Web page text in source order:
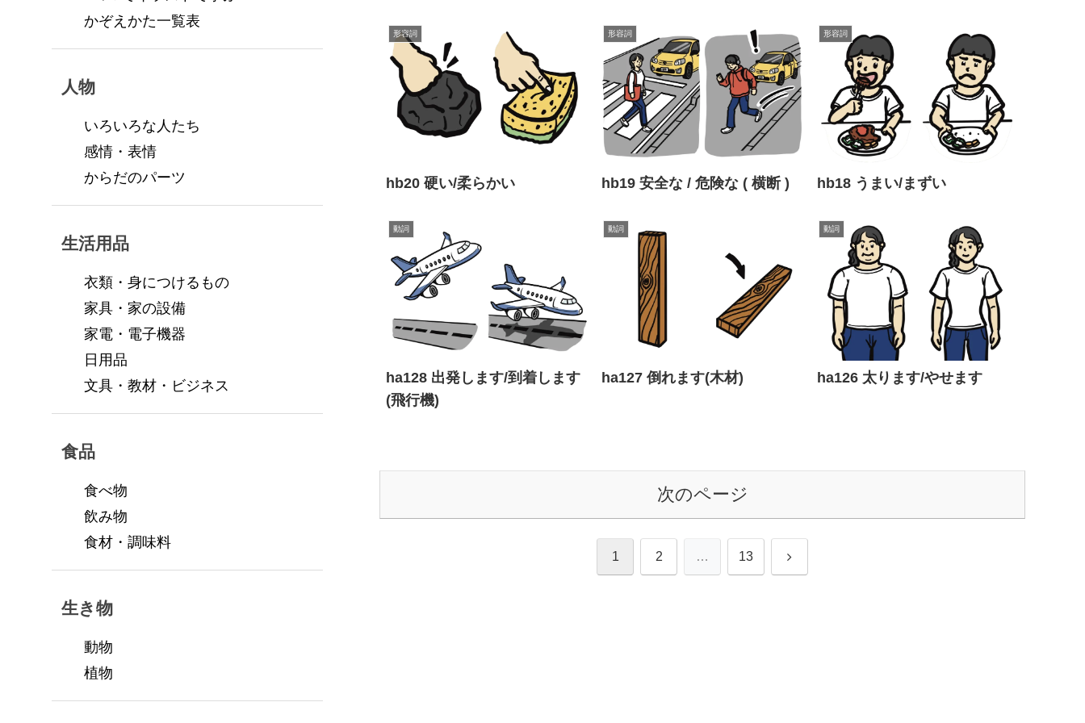
形容詞
hb20 硬い/柔らかい
形容詞
hb19 安全な / 危険な ( 横断 )
形容詞
hb18 うまい/まずい
動詞
ha128 出発します/到着します
(飛行機)
動詞
ha127 倒れます(木材)
動詞
ha126 太ります/やせます
次のページ
1 2 … 13 次
かぞえかた一覧表
人物
いろいろな人たち
感情・表情
からだのパーツ
生活用品
衣類・身につけるもの
家具・家の設備
家電・電子機器
日用品
文具・教材・ビジネス
食品
食べ物
飲み物
食材・調味料
生き物
動物
植物